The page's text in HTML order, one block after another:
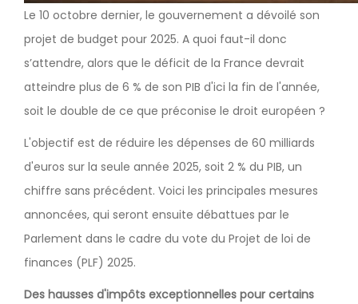
Le 10 octobre dernier, le gouvernement a dévoilé son
projet de budget pour 2025. A quoi faut-il donc
s’attendre, alors que le déficit de la France devrait
atteindre plus de 6 % de son PIB d'ici la fin de l'année,
soit le double de ce que préconise le droit européen ?
L'objectif est de réduire les dépenses de 60 milliards
d'euros sur la seule année 2025, soit 2 % du PIB, un
chiffre sans précédent. Voici les principales mesures
annoncées, qui seront ensuite débattues par le
Parlement dans le cadre du vote du Projet de loi de
finances (PLF) 2025.
Des hausses d'impôts exceptionnelles pour certains